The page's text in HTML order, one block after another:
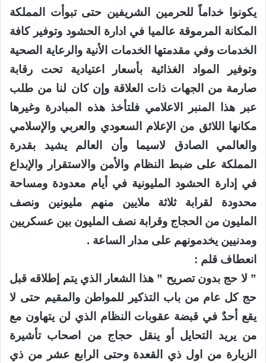
يكونوا خداماً للحرمين الشريفين حتى تبوأت المملكة
المكانة المرموقة عالميا في ادارة الحشود وتوفير كافة
الخدمات وفي مقدمتها الخدمات الأنية والرعاية الصحية
وتوفير المواد الغذائية بأسعار اعتيادية تحت رقابة
صارمة من الجهات ذات العلاقة وإن كان لنا من طلب
عبر هذا المنبر الاعلامي فلتأخذ هذه المبادرة وغيرها
مكانها اللائق من الإعلام السعودي والعربي والإسلامي
والعالمي الصادق لاسيما وأن العالم يشيد بقدرة
المملكة على ضبط النظام والأمن والاستقرار والإبداع
في إدارة الحشود المليونية في أيام معدودة ومساحة
محدودة لقرابة ثلاثة ملايين منهم مليونين ونصف
المليون من الحجاج وقرابة نصف المليون بين عسكريين
ومدنيين يخدمونهم على مدار الساعة .
انعطاف قلم :
” لا حج بدون تصريح ” هذا الشعار الذي يتم إطلاقه قبل
حج كل عام من باب التذكير للمواطن والمقيم حتى لا
يقع أحدٌ في قبضة عقوبات النظام الذي لن يتهاون مع
من يريد التحايل أو ينقل حجاج من اصحاب تأشيرة
الزيارة من اول ذي القعدة وحتى الرابع عشر من ذي